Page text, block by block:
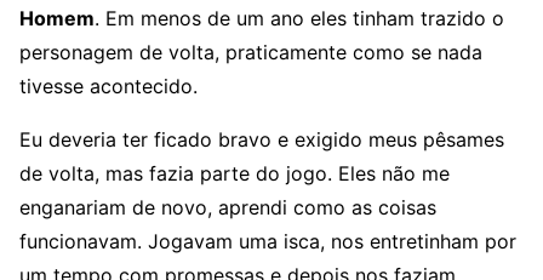
Homem. Em menos de um ano eles tinham trazido o
personagem de volta, praticamente como se nada
tivesse acontecido.
Eu deveria ter ficado bravo e exigido meus pêsames
de volta, mas fazia parte do jogo. Eles não me
enganariam de novo, aprendi como as coisas
funcionavam. Jogavam uma isca, nos entretinham por
um tempo com promessas e depois nos faziam